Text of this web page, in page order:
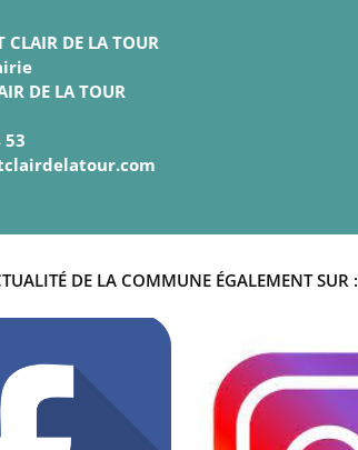
CLAIR DE LA TOUR
DE LA TOUR
53
DE LA COMMUNE ÉGALEMENT SUR :